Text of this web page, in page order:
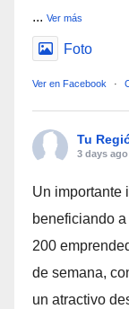
... Ver más
Foto
Ver en Facebook ·
Tu
3 days ago
Un importante
beneficiando
200
de semana,
un atractivo